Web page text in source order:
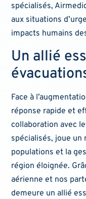
spécialisés,
aux situations
impacts humains
Un allié
Face à
réponse rapide et
collaboration avec
spécialisés, joue un
populations et la
région éloignée.
aérienne et nos
demeure un allié